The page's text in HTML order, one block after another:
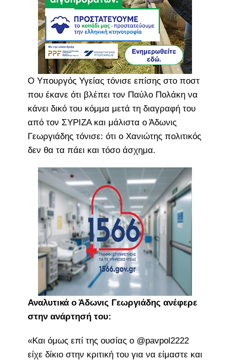
Ο Υπουργός Υγείας τόνισε επίσης στο ποστ
που έκανε ότι βλέπει τον Παύλο Πολάκη να
κάνει δικό του κόμμα μετά τη διαγραφή του
από τον ΣΥΡΙΖΑ και μάλιστα ο Άδωνις
Γεωργιάδης τόνισε: ότι ο Χανιώτης πολιτικός
δεν θα τα πάει και τόσο άσχημα.
Αναλυτικά ο Άδωνις Γεωργιάδης ανέφερε
στην ανάρτησή του:
«Και όμως επί της ουσίας ο @pavpol2222
είχε δίκιο στην κριτική του για να είμαστε και